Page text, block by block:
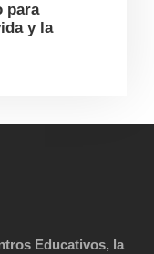
para
y la
Educativos, la